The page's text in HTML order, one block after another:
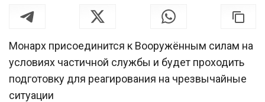
Монарх присоединится к Вооружённым силам на
условиях частичной службы и будет проходить
подготовку для реагирования на чрезвычайные
ситуации